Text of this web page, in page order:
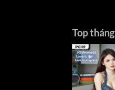
Top tháng